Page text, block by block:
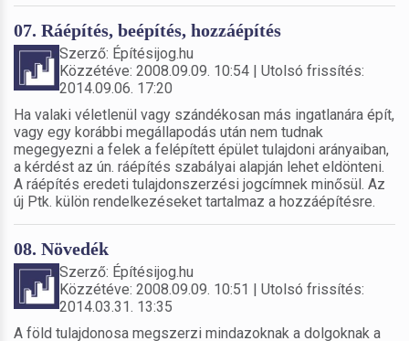
07. Ráépítés, beépítés, hozzáépítés
Szerző: Építésijog.hu
Közzétéve: 2008.09.09. 10:54 | Utolsó frissítés:
2014.09.06. 17:20
Ha valaki véletlenül vagy szándékosan más ingatlanára épít,
vagy egy korábbi megállapodás után nem tudnak
megegyezni a felek a felépített épület tulajdoni arányaiban,
a kérdést az ún. ráépítés szabályai alapján lehet eldönteni.
A ráépítés eredeti tulajdonszerzési jogcímnek minősül. Az
új Ptk. külön rendelkezéseket tartalmaz a hozzáépítésre.
08. Növedék
Szerző: Építésijog.hu
Közzétéve: 2008.09.09. 10:51 | Utolsó frissítés:
2014.03.31. 13:35
A föld tulajdonosa megszerzi mindazoknak a dolgoknak a